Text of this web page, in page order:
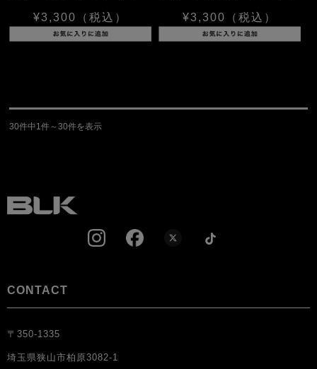
¥3,300 （税込） ¥3,300 （税込）
30件中1件～30件を表示
CONTACT
〒350-1335
埼玉県狭山市柏原3082-1